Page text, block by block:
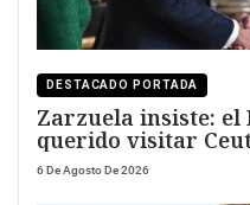
DESTACADO PORTADA
Zarzuela insiste: el
querido visitar
6 De Agosto De 2026